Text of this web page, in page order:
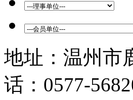
地址：温州市
话：0577-